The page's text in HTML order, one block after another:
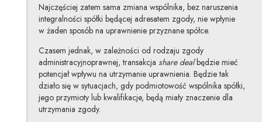
Najczęściej zatem sama zmiana wspólnika, bez naruszenia
integralności spółki będącej adresatem zgody, nie wpłynie
w żaden sposób na uprawnienie przyznane spółce.
Czasem jednak, w zależności od rodzaju zgody
administracyjnoprawnej, transakcja share dealbędzie mieć
potencjał wpływu na utrzymanie uprawnienia. Będzie tak
działo się w sytuacjach, gdy podmiotowość wspólnika spółki,
jego przymioty lub kwalifikacje, będą miały znaczenie dla
utrzymania zgody.